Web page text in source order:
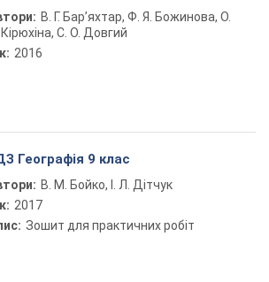
В. Г. Бар’яхтар, Ф. Я. Божинова, О.
С. О. Довгий
2016
Географія 9 клас
В. М. Бойко, І. Л. Дітчук
2017
Зошит для практичних робіт